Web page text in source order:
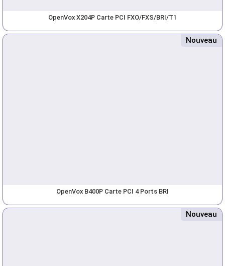
OpenVox X204P Carte PCI FXO/FXS/BRI/T1
Nouveau
OpenVox B400P Carte PCI 4 Ports BRI
Nouveau